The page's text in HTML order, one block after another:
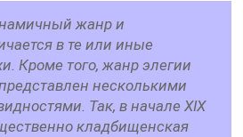
жанр и
в те или иные
Кроме того, жанр элегии
несколькими
Так, в начале XIX
кладбищенская